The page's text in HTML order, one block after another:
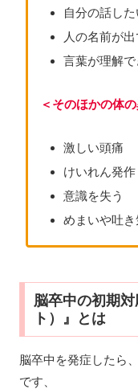
自分の話し
人の名前が
言葉が理解で
＜そのほかの体
激しい頭痛
けいれん発作
意識を失う
めまいや吐き
脳卒中の初期
ト）』とは
脳卒中を発症したら
です、